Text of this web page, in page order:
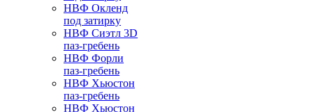
НВФ Окленд
под затирку
НВФ Сиэтл 3D
паз-гребень
НВФ Форли
паз-гребень
НВФ Хьюстон
паз-гребень
НВФ Хьюстон